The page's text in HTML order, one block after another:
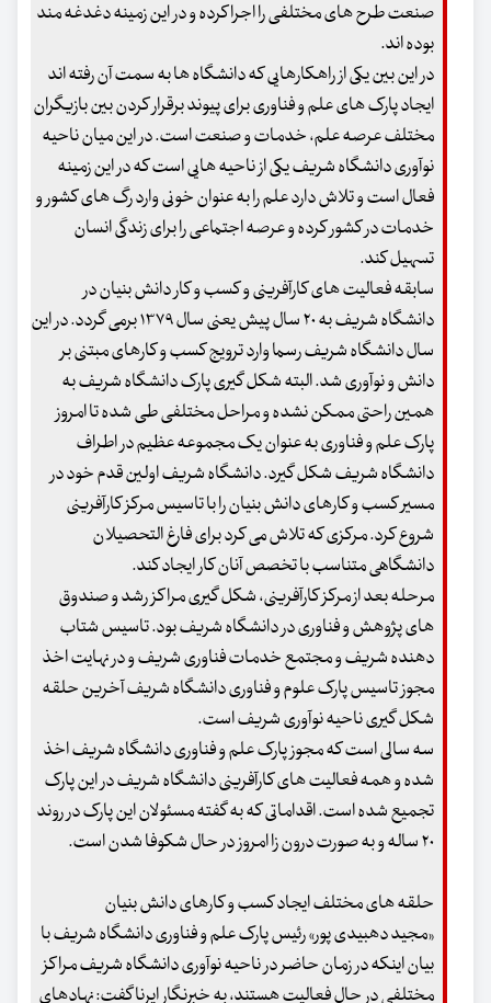
صنعت طرح های مختلفی را اجرا کرده و در این زمینه دغدغه مند
بوده اند.
در این بین یکی از راهکارهایی که دانشگاه ها به سمت آن رفته اند
ایجاد پارک های علم و فناوری برای پیوند برقرار کردن بین بازیگران
مختلف عرصه علم، خدمات و صنعت است. در این میان ناحیه
نوآوری دانشگاه شریف یکی از ناحیه هایی است که در این زمینه
فعال است و تلاش دارد علم را به عنوان خونی وارد رگ های کشور و
خدمات در کشور کرده و عرصه اجتماعی را برای زندگی انسان
تسهیل کند.
سابقه فعالیت های کارآفرینی و کسب و کار دانش بنیان در
دانشگاه شریف به ۲۰ سال پیش یعنی سال ۱۳۷۹ برمی گردد. در این
سال دانشگاه شریف رسما وارد ترویج کسب و کارهای مبتنی بر
دانش و نوآوری شد. البته شکل گیری پارک دانشگاه شریف به
همین راحتی ممکن نشده و مراحل مختلفی طی شده تا امروز
پارک علم و فناوری به عنوان یک مجموعه عظیم در اطراف
دانشگاه شریف شکل گیرد. دانشگاه شریف اولین قدم خود در
مسیر کسب و کارهای دانش بنیان را با تاسیس مرکز کارآفرینی
شروع کرد. مرکزی که تلاش می کرد برای فارغ التحصیلان
دانشگاهی متناسب با تخصص آنان کار ایجاد کند.
مرحله بعد از مرکز کارآفرینی، شکل گیری مراکز رشد و صندوق
های پژوهش و فناوری در دانشگاه شریف بود. تاسیس شتاب
دهنده شریف و مجتمع خدمات فناوری شریف و در نهایت اخذ
مجوز تاسیس پارک علوم و فناوری دانشگاه شریف آخرین حلقه
شکل گیری ناحیه نوآوری شریف است.
سه سالی است که مجوز پارک علم و فناوری دانشگاه شریف اخذ
شده و همه فعالیت های کارآفرینی دانشگاه شریف در این پارک
تجمیع شده است. اقداماتی که به گفته مسئولان این پارک در روند
۲۰ ساله و به صورت درون زا امروز در حال شکوفا شدن است.
حلقه های مختلف ایجاد کسب و کارهای دانش بنیان
«مجید دهبیدی پور» رئیس پارک علم و فناوری دانشگاه شریف با
بیان اینکه در زمان حاضر در ناحیه نوآوری دانشگاه شریف مراکز
مختلفی در حال فعالیت هستند، به خبرنگار ایرنا گفت: نهادهای